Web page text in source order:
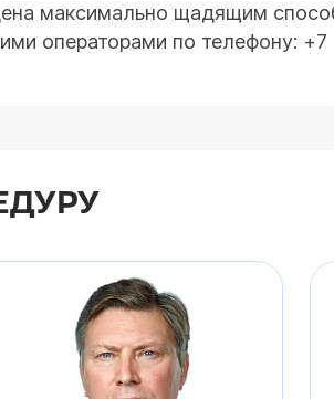
максимально щадящим
операторами по телефону: